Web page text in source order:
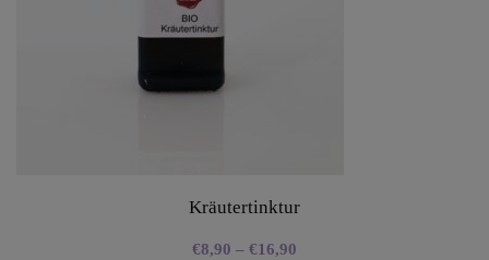
Kräutertinktur
€8,90 – €16,90